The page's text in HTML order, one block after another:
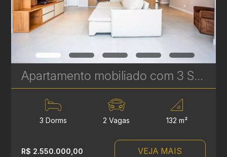
Apartamento mobiliado com 3 Suítes para venda no Artsy - 2 vagas de garagem - Batel | Ref. 1795
3 Dorms 2 Vagas 132 m²
R$ 2.550.000,00 VEJA MAIS